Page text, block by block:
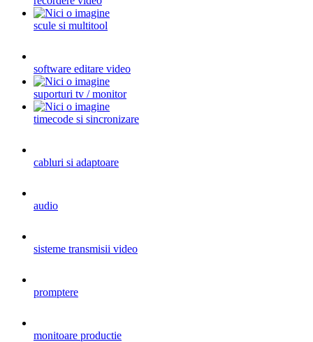
scule si multitool
software editare video
suporturi tv / monitor
timecode si sincronizare
cabluri si adaptoare
audio
sisteme transmisii video
promptere
monitoare productie